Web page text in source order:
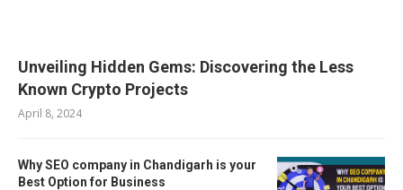
Unveiling Hidden Gems: Discovering the Less
Known Crypto Projects
April 8, 2024
Why SEO company in Chandigarh is your
Best Option for Business